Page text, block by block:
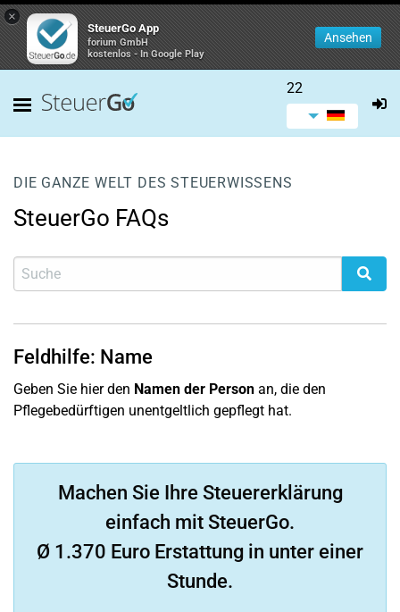
×
SteuerGo App
forium GmbH
kostenlos - In Google Play
Ansehen
22
DIE GANZE WELT DES STEUERWISSENS
SteuerGo FAQs
Feldhilfe: Name
Geben Sie hier den Namen der Person an, die den
Pflegebedürftigen unentgeltlich gepflegt hat.
Machen Sie Ihre Steuererklärung
einfach mit SteuerGo.
Ø 1.370 Euro Erstattung in unter einer
Stunde.